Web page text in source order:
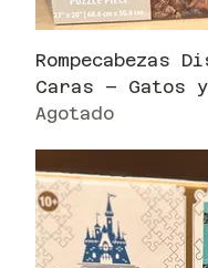
Rompecabezas
Caras – Gatos
Agotado